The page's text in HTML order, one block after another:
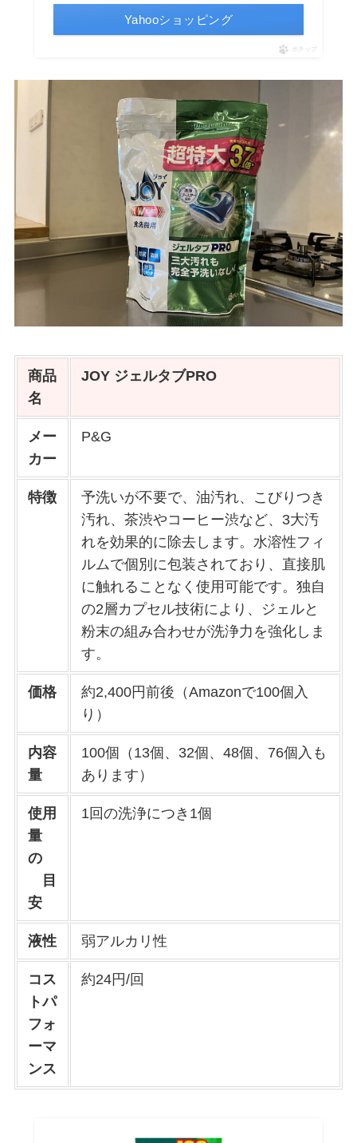
Yahooショッピング
ポチップ
商品
名
JOY ジェルタブPRO
メー
カー
P&G
特徴
予洗いが不要で、油汚れ、こびりつき
汚れ、茶渋やコーヒー渋など、3大汚
れを効果的に除去します。水溶性フィ
ルムで個別に包装されており、直接肌
に触れることなく使用可能です。独自
の2層カプセル技術により、ジェルと
粉末の組み合わせが洗浄力を強化しま
す。
価格
約2,400円前後（Amazonで100個入
り）
内容
量
100個（13個、32個、48個、76個入も
あります）
使用
量
の
目
安
1回の洗浄につき1個
液性 弱アルカリ性
コス
トパ
フォ
ーマ
ンス
約24円/回